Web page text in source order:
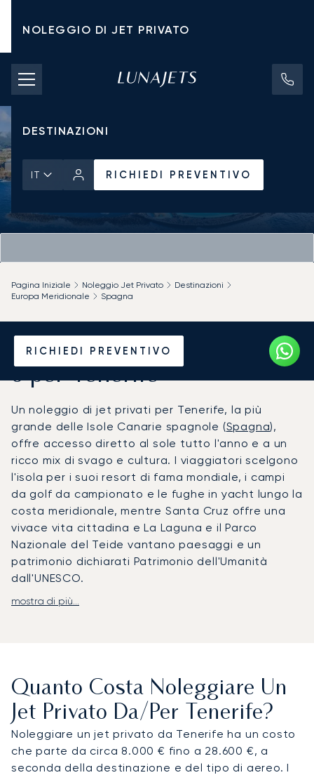
NOLEGGIO DI JET PRIVATO
TARIFFE DI NOLEGGIO
JET PRIVATI
DESTINAZIONI
IT RICHIEDI PREVENTIVO
RICHIEDI PREVENTIVO
Pagina Iniziale Noleggio Jet Privato
Destinazioni
Europa Meridionale
Spagna
Noleggia un Jet Privato da
o per Tenerife
Un noleggio di jet privati per Tenerife, la più
grande delle Isole Canarie spagnole (Spagna),
offre accesso diretto al sole tutto l'anno e a un
ricco mix di svago e cultura. I viaggiatori scelgono
l'isola per i suoi resort di fama mondiale, i campi
da golf da campionato e le fughe in yacht lungo la
costa meridionale, mentre Santa Cruz offre una
vivace vita cittadina e La Laguna e il Parco
Nazionale del Teide vantano paesaggi e un
patrimonio dichiarati Patrimonio dell'Umanità
dall'UNESCO.
LunaJets organizza voli privati per l'aeroporto di
trasferimenti in elicottero offrono collegamenti
diretti con le isole vicine, con La Gomera
raggiungibile in circa 20 minuti ed El Hierro in circa
40 minuti, rappresentando una rapida alternativa
ai traghetti.
mostra di più...
Quanto Costa Noleggiare Un
Jet Privato Da/per Tenerife?
Noleggiare un jet privato da Tenerife ha un costo
che parte da circa 8.000 € fino a 28.600 €, a
seconda della destinazione e del tipo di aereo. I